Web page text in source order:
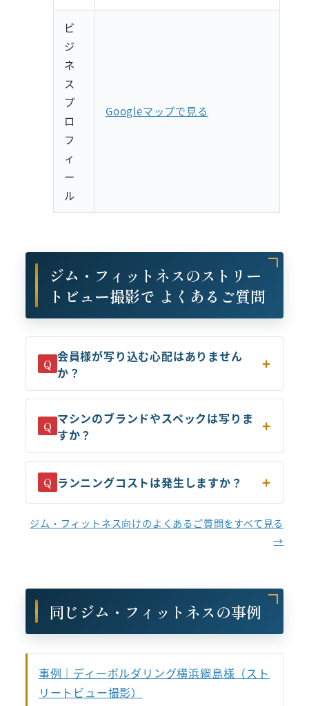
ビ
ジ
ネ
ス
プ
ロ
フ
ィ
ー
ル
Googleマップで見る
ジム・フィットネスのストリー
トビュー撮影で よくあるご質問
Q 会員様が写り込む心配はありません
か？
Q マシンのブランドやスペックは写りま
すか？
Q ランニングコストは発生しますか？
ジム・フィットネス向けのよくあるご質問をすべて見る
→
同じジム・フィットネスの事例
事例｜ディーボルダリング横浜綱島様（スト
リートビュー撮影）